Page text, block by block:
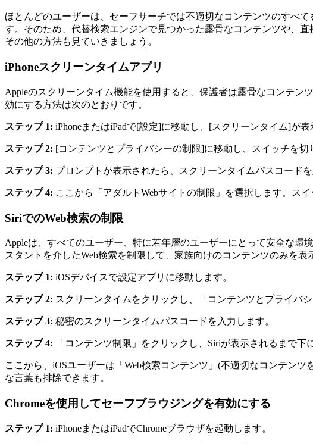
ほとんどのユーザーは、セーフサーチでは不適切なコンテンツのすべ
す。そのため、代替検索エンジンで見つかった露骨なコンテンツや、
その他の方法も見ていきましょう。
iPhoneスクリーンタイムアプリ
Appleのスクリーンタイム機能を使用すると、保護者は露骨なコンテ
効にする方法は次のとおりです。
ステップ 1: iPhoneまたはiPadで[設定]に移動し、[スクリーンタイム]が
ステップ 2: [コンテンツとプライバシーの制限]に移動し、スイッチを
ステップ 3: プロンプトが表示されたら、スクリーンタイムパスコード
ステップ 4: ここから「アダルトWebサイトの制限」を選択します。ス
SiriでのWeb検索の制限
Appleは、すべてのユーザー、特に若年層のユーザーにとって安全な
スタントを介したWeb検索を制限して、家族向けのコンテンツのみを
ステップ 1: iOSデバイスで設定アプリに移動します。
ステップ 2: スクリーンタイムをクリックし、「コンテンツとプライバ
ステップ 3: 秘密のスクリーンタイムパスコードを入力します。
ステップ 4: 「コンテンツ制限」をクリックし、Siriが表示されるまで下
ここから、iOSユーザーは「Web検索コンテンツ」(不適切なコンテン
な言葉も排除できます。
Chromeを使用してセーフブラウジングを有効にする
ステップ 1: iPhoneまたはiPadでChromeブラウザを起動します。